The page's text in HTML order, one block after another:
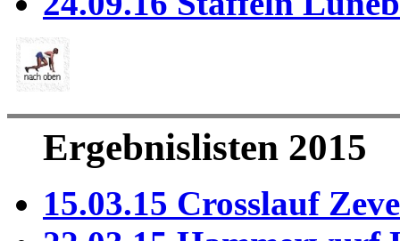
Ergebnislisten 2015
15.03.15 Crosslauf